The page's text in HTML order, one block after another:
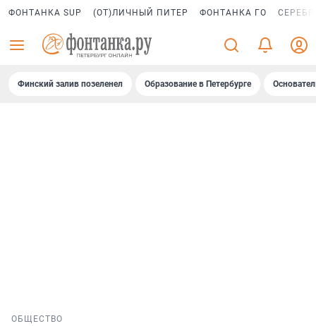
ФОНТАНКА SUP (ОТ)ЛИЧНЫЙ ПИТЕР ФОНТАНКА ГО
Финский залив позеленел Образование в Петербурге
ОБЩЕСТВО